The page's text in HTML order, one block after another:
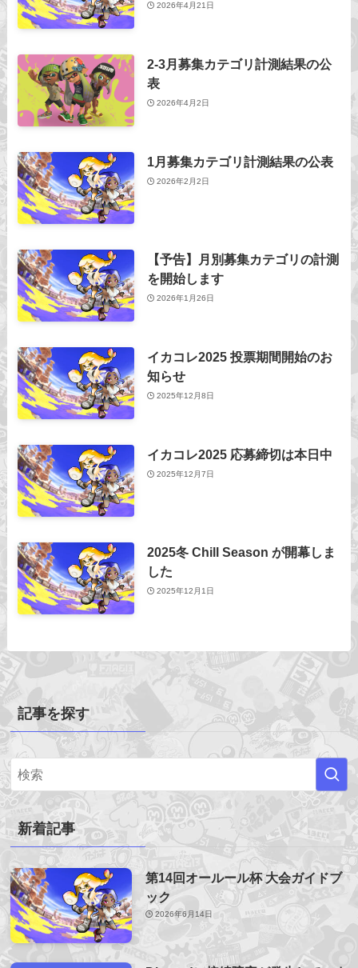
2026年4月21日
2-3月募集カテゴリ計測結果の公
表
2026年4月2日
1月募集カテゴリ計測結果の公表
2026年2月2日
【予告】月別募集カテゴリの計測
を開始します
2026年1月26日
イカコレ2025 投票期間開始のお
知らせ
2025年12月8日
イカコレ2025 応募締切は本日中
2025年12月7日
2025冬 Chill Season が開幕しま
した
2025年12月1日
記事を探す
新着記事
第14回オールール杯 大会ガイドブ
ック
2026年6月14日